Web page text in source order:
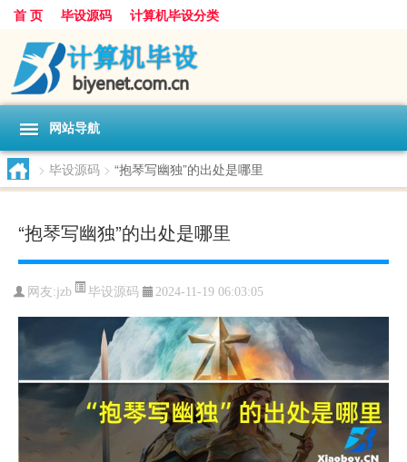
首 页 毕设源码 计算机毕设分类
网站导航
> 毕设源码 > “抱琴写幽独”的出处是哪里
“抱琴写幽独”的出处是哪里
网友:jzb 毕设源码 2024-11-19 06:03:05